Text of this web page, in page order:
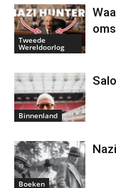
Tweede
Wereldoorlog
Binnenland
Boeken